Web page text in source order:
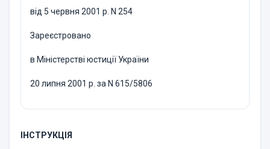
від 5 червня 2001 р. N 254
Зареєстровано
в Міністерстві юстиції України
20 липня 2001 р. за N 615/5806
ІНСТРУКЦІЯ